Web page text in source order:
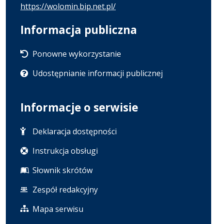
https://wolomin.bip.net.pl/
Informacja publiczna
Ponowne wykorzystanie
Udostępnianie informacji publicznej
Informacje o serwisie
Deklaracja dostępności
Instrukcja obsługi
Słownik skrótów
Zespół redakcyjny
Mapa serwisu